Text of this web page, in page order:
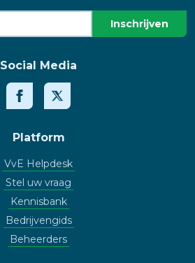
Social Media
Platform
VvE Helpdesk
Stel uw vraag
Kennisbank
Bedrijvengids
Beheerders